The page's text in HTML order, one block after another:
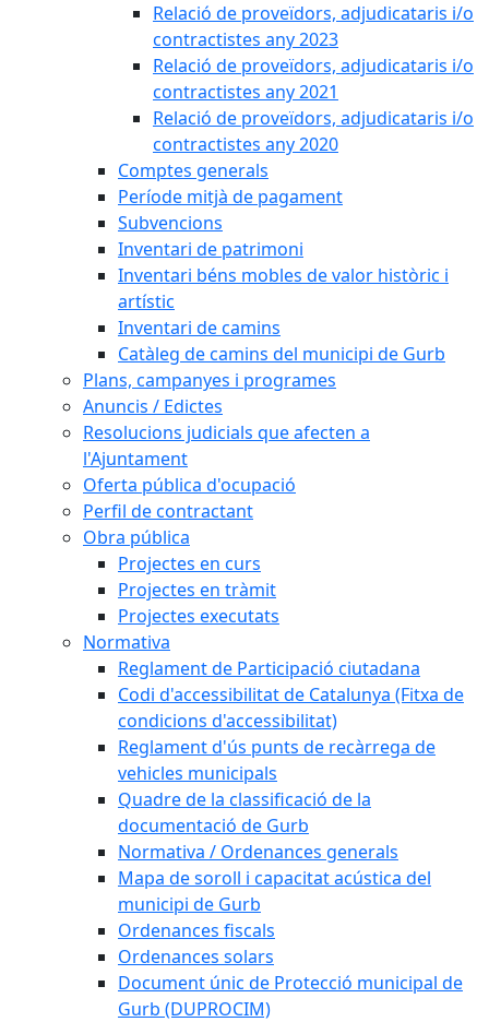
Relació de proveïdors, adjudicataris i/o
contractistes any 2023
Relació de proveïdors, adjudicataris i/o
contractistes any 2021
Relació de proveïdors, adjudicataris i/o
contractistes any 2020
Comptes generals
Període mitjà de pagament
Subvencions
Inventari de patrimoni
Inventari béns mobles de valor històric i
artístic
Inventari de camins
Catàleg de camins del municipi de Gurb
Plans, campanyes i programes
Anuncis / Edictes
Resolucions judicials que afecten a
l'Ajuntament
Oferta pública d'ocupació
Perfil de contractant
Obra pública
Projectes en curs
Projectes en tràmit
Projectes executats
Normativa
Reglament de Participació ciutadana
Codi d'accessibilitat de Catalunya (Fitxa de
condicions d'accessibilitat)
Reglament d'ús punts de recàrrega de
vehicles municipals
Quadre de la classificació de la
documentació de Gurb
Normativa / Ordenances generals
Mapa de soroll i capacitat acústica del
municipi de Gurb
Ordenances fiscals
Ordenances solars
Document únic de Protecció municipal de
Gurb (DUPROCIM)